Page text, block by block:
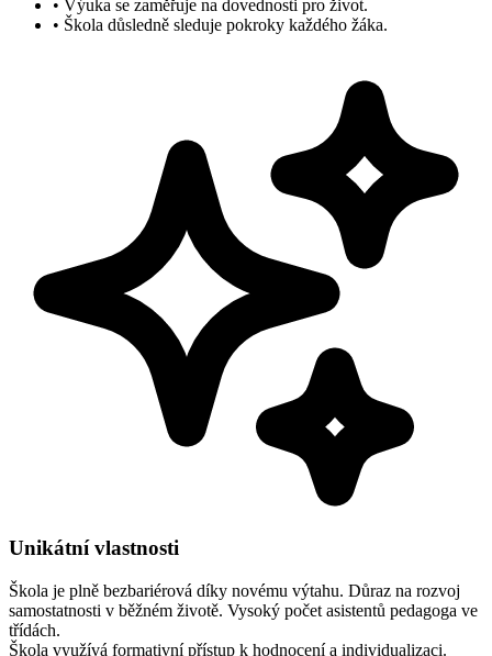
• Výuka se zaměřuje na dovednosti pro život.
• Škola důsledně sleduje pokroky každého žáka.
Unikátní vlastnosti
Škola je plně bezbariérová díky novému výtahu. Důraz na rozvoj
samostatnosti v běžném životě. Vysoký počet asistentů pedagoga ve
třídách.
Škola využívá formativní přístup k hodnocení a individualizaci.